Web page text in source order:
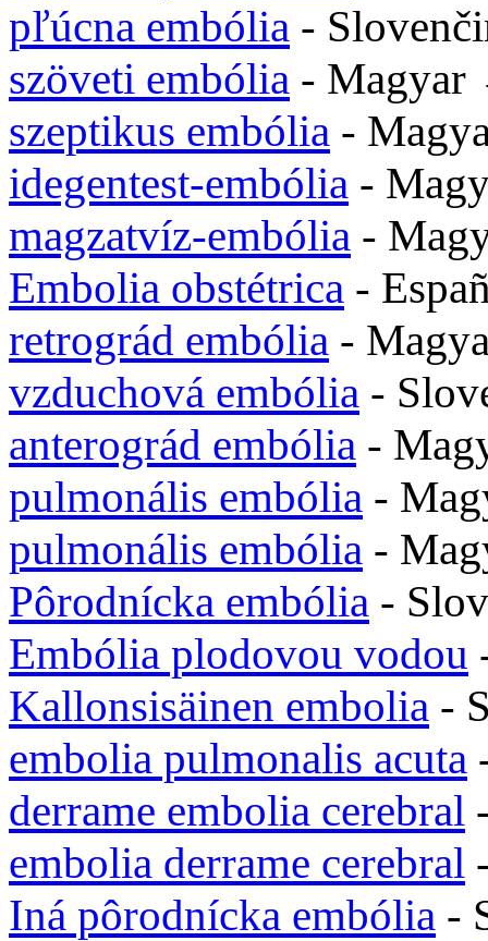
pľúcna embólia -
szöveti embólia -
szeptikus embólia -
idegentest-embólia -
magzatvíz-embólia -
Embolia obstétrica -
retrográd embólia -
vzduchová embólia -
anterográd embólia -
pulmonális embólia -
pulmonális embólia -
Pôrodnícka embólia -
Embólia plodovou vodou
Kallonsisäinen embolia -
embolia pulmonalis acuta
derrame embolia cerebral
embolia derrame cerebral
Iná pôrodnícka embólia -